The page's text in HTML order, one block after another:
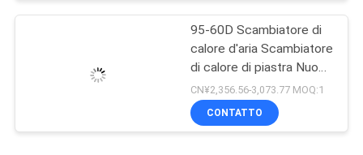
Porte di
conservazione
frigorifera
Compatibili R22 R404A
95-60D Scambiatore di
calore d'aria Scambiatore
di calore di piastra Nuovo
e usato per l'industria
agricola edilizia
CN¥2,356.56-3,073.77 MOQ:1
CONTATTO